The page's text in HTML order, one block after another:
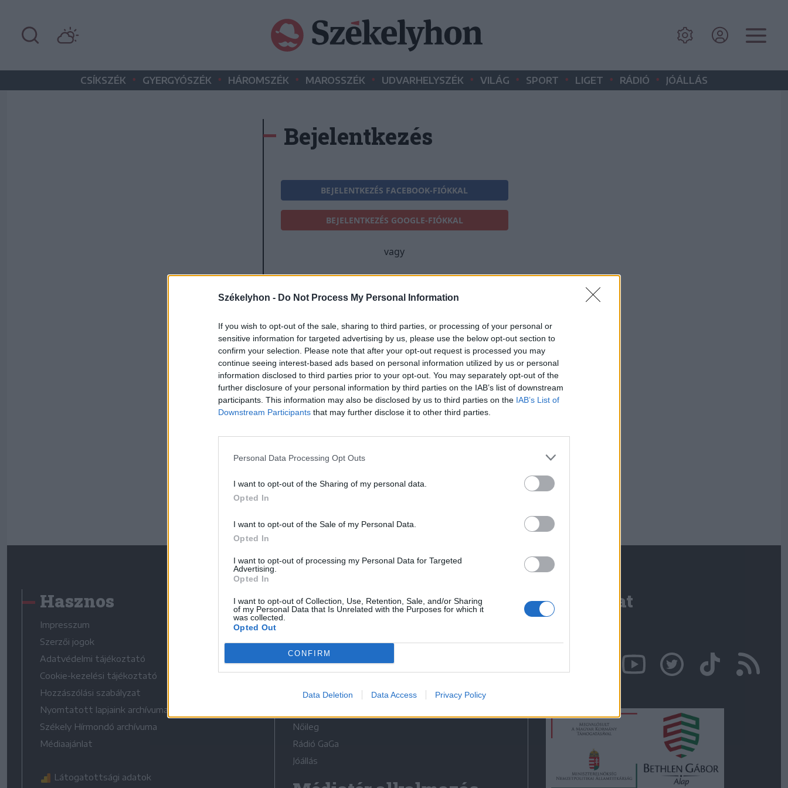
Székelyhon - Do Not Process My Personal Information
If you wish to opt-out of the sale, sharing to third parties, or processing of your personal or
sensitive information for targeted advertising by us, please use the below opt-out section to
confirm your selection. Please note that after your opt-out request is processed you may
continue seeing interest-based ads based on personal information utilized by us or personal
information disclosed to third parties prior to your opt-out. You may separately opt-out of the
further disclosure of your personal information by third parties on the IAB’s list of downstream
participants. This information may also be disclosed by us to third parties on the IAB’s List of
Downstream Participants that may further disclose it to other third parties.
Personal Data Processing Opt Outs
I want to opt-out of the Sharing of my personal data.
Opted In
I want to opt-out of the Sale of my Personal Data.
Opted In
I want to opt-out of processing my Personal Data for Targeted
Advertising.
Opted In
I want to opt-out of Collection, Use, Retention, Sale, and/or Sharing
of my Personal Data that Is Unrelated with the Purposes for which it
was collected.
Opted Out
CONFIRM
Data Deletion Data Access Privacy Policy
CSÍKSZÉK • GYERGYÓSZÉK • HÁROMSZÉK • MAROSSZÉK • UDVARHELYSZÉK • VILÁG • SPORT • LIGET • RÁDIÓ • JÓÁLLÁS
Bejelentkezés
BEJELENTKEZÉS FACEBOOK-FIÓKKAL
BEJELENTKEZÉS GOOGLE-FIÓKKAL
vagy
E-mail-cím
Jelszó
Elfelejtette a jelszavát?
BEJELENTKEZÉS
Hasznos
Impresszum
Szerzői jogok
Adatvédelmi tájékoztató
Cookie-kezelési tájékoztató
Hozzászólási szabályzat
Nyomtatott lapjaink archívuma
Székely Hírmondó archívuma
Médiaajánlat
Látogatottsági adatok
Médiatér
Liget
Krónika
Bihari Napló
Erdélyi Napló
Nőileg
Rádió GaGa
Jóállás
Kapcsolat